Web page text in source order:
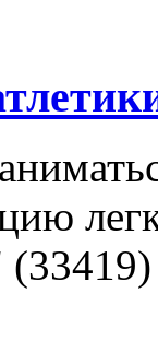
(33419)